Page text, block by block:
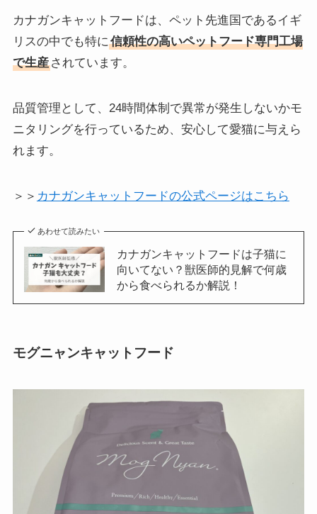
カナガンキャットフードは、ペット先進国であるイギ
リスの中でも特に信頼性の高いペットフード専門工場
で生産されています。
品質管理として、24時間体制で異常が発生しないかモ
ニタリングを行っているため、安心して愛猫に与えら
れます。
＞＞ カナガンキャットフードの公式ページはこちら
あわせて読みたい
カナガンキャットフードは子猫に
向いてない？獣医師的見解で何歳
から食べられるか解説！
モグニャンキャットフード